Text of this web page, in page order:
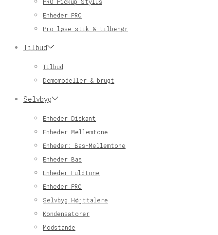
Enheder PRO
Pro løse stik & tilbehør
Tilbud
Tilbud
Demomodeller & brugt
Selvbyg
Enheder Diskant
Enheder Mellemtone
Enheder: Bas-Mellemtone
Enheder Bas
Enheder Fuldtone
Enheder PRO
Selvbyg Højttalere
Kondensatorer
Modstande